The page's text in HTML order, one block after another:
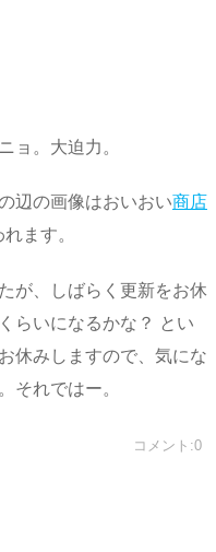
ョ。大迫力。
辺の画像はおいおい商店
ます。
が、しばらく更新をお休
らいになるかな？ とい
休みしますので、気にな
それではー。
コメント:0